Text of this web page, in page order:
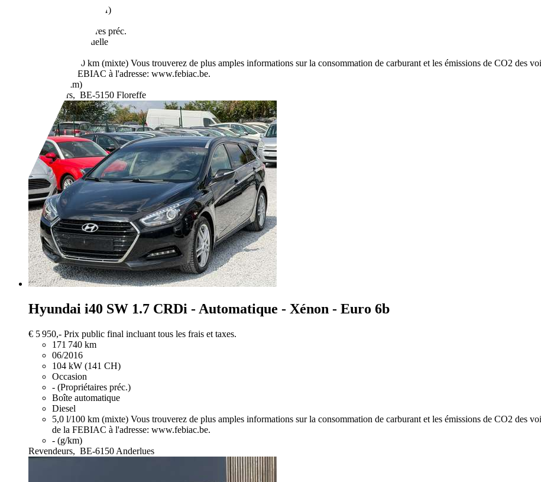
70 kW (95 CH)
1 Propriétaires préc.
Boîte manuelle
6,1 l/100 km (mixte) Vous trouverez de plus amples informations sur la consommation de carburant et les émissions de CO2 des
de la FEBIAC à l'adresse: www.febiac.be.
- (g/km)
Revendeurs, BE-5150 Floreffe
Hyundai i40 SW 1.7 CRDi - Automatique - Xénon - Euro 6b
€ 5 950,- Prix public final incluant tous les frais et taxes.
171 740 km
06/2016
104 kW (141 CH)
Occasion
- (Propriétaires préc.)
Boîte automatique
Diesel
5,0 l/100 km (mixte) Vous trouverez de plus amples informations sur la consommation de carburant et les émissions de CO2 des
de la FEBIAC à l'adresse: www.febiac.be.
- (g/km)
Revendeurs, BE-6150 Anderlues